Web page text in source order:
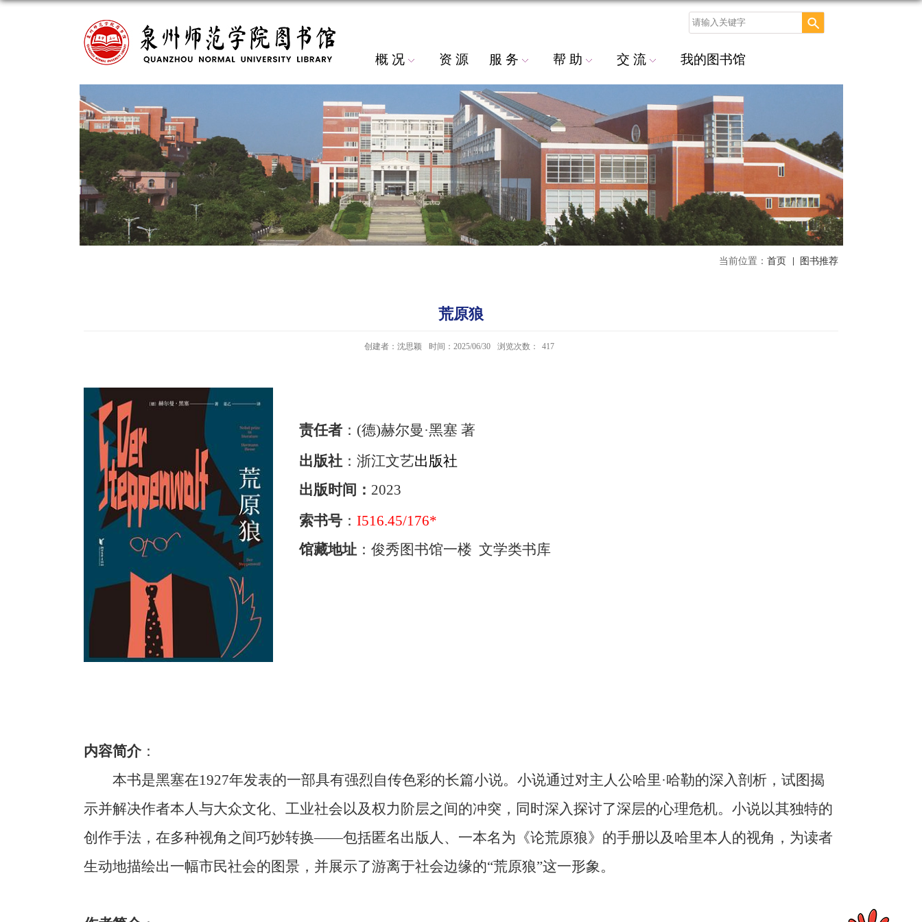
概 况 资 源 服 务 帮 助 交 流 我的图书馆
当前位置： 首页 图书推荐
荒原狼
创建者：沈思颖 时间：2025/06/30 浏览次数： 417
责任者 ： (德)赫尔曼·黑塞 著
出版社 ：浙江文艺出版社
出版时间 ： 2023
索书号 ： I516.45/176*
馆藏地址 ：俊秀图书馆一楼 文学类书库
内容简介 ：
本书是黑塞在1927年发表的一部具有强烈自传色彩的长篇小说。小说通过对主人公哈里·哈勒的深入剖析，试图揭
示并解决作者本人与大众文化、工业社会以及权力阶层之间的冲突，同时深入探讨了深层的心理危机。小说以其独特的
创作手法，在多种视角之间巧妙转换——包括匿名出版人、一本名为《论荒原狼》的手册以及哈里本人的视角，为读者
生动地描绘出一幅市民社会的图景，并展示了游离于社会边缘的“荒原狼”这一形象。